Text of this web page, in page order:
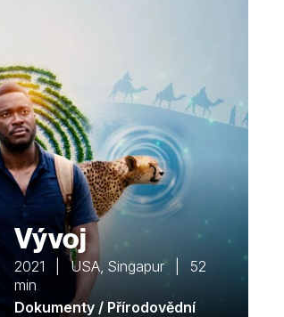
Vývoj
2021 | USA, Singapur | 52
min
Dokumenty / Přírodovědní